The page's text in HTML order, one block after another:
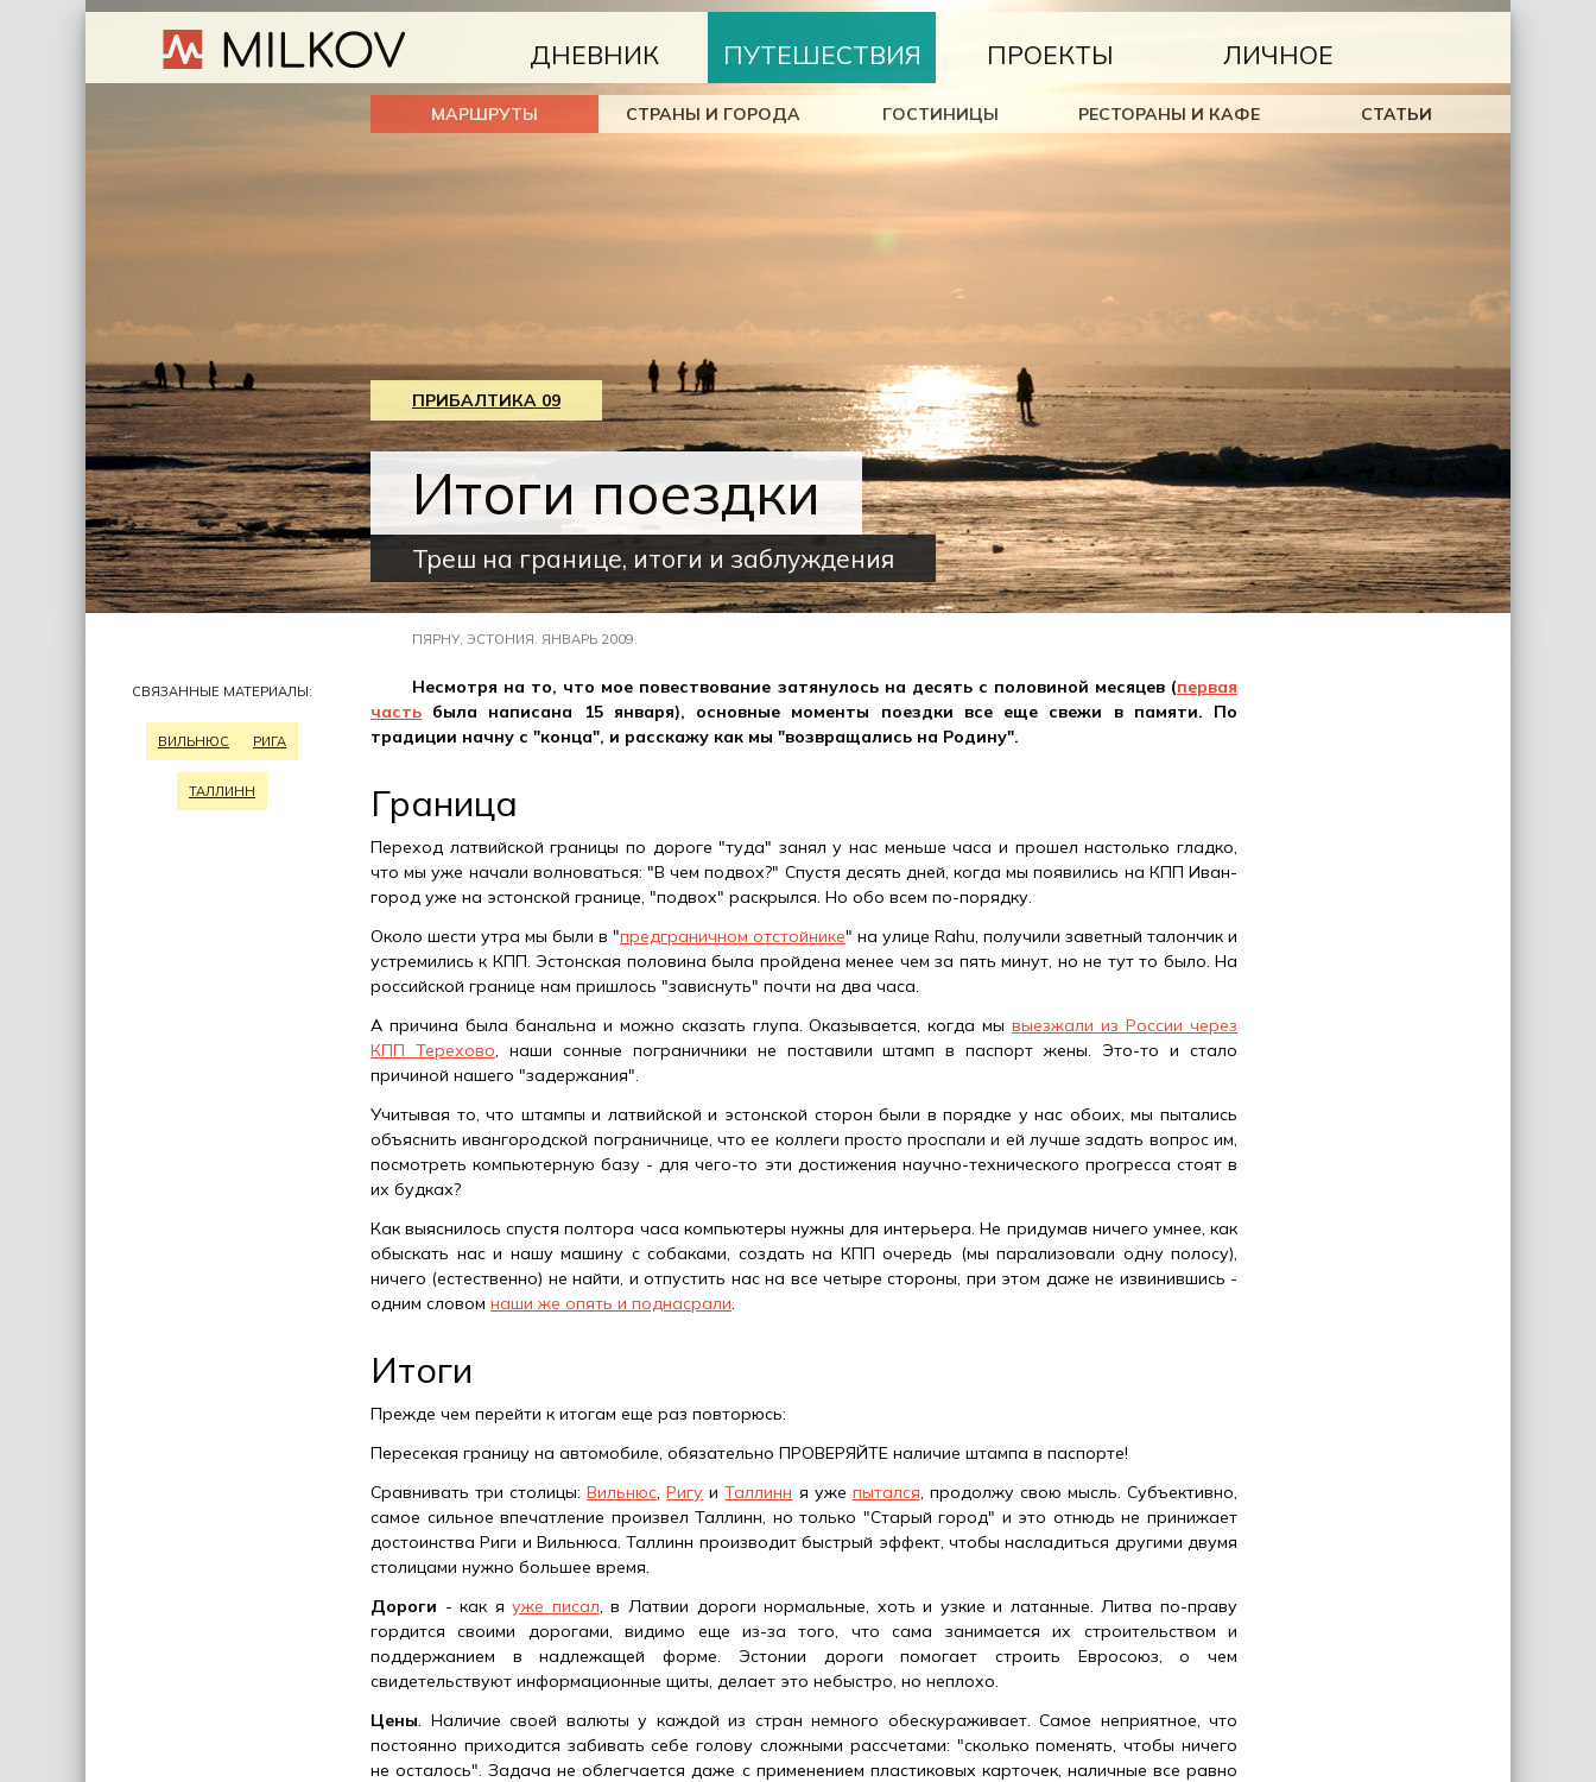
ДНЕВНИК ПУТЕШЕСТВИЯ
МАРШРУТЫ СТРАНЫ И ГОРОДА ГОСТИНИЦЫ РЕСТОРАНЫ И КАФЕ СТАТЬИ
ПРОЕКТЫ ЛИЧНОЕ
ПРИБАЛТИКА 09
Итоги поездки
Треш на границе, итоги и заблуждения
ПЯРНУ, ЭСТОНИЯ. ЯНВАРЬ 2009.
СВЯЗАННЫЕ МАТЕРИАЛЫ:
ВИЛЬНЮС РИГА
ТАЛЛИНН
Несмотря на то, что мое повествование затянулось на десять с половиной месяцев (первая
часть была написана 15 января), основные моменты поездки все еще свежи в памяти. По
традиции начну с "конца", и расскажу как мы "возвращались на Родину".
Граница
Переход латвийской границы по дороге "туда" занял у нас меньше часа и прошел настолько гладко,
что мы уже начали волноваться: "В чем подвох?" Спустя десять дней, когда мы появились на КПП Иван-
город уже на эстонской границе, "подвох" раскрылся. Но обо всем по-порядку.
Около шести утра мы были в "предграничном отстойнике" на улице Rahu, получили заветный талончик и
устремились к КПП. Эстонская половина была пройдена менее чем за пять минут, но не тут то было. На
российской границе нам пришлось "зависнуть" почти на два часа.
А причина была банальна и можно сказать глупа. Оказывается, когда мывыезжали из России через
КПП Терехово, наши сонные пограничники не поставили штамп в паспорт жены. Это-то и стало
причиной нашего "задержания".
Учитывая то, что штампы и латвийской и эстонской сторон были в порядке у нас обоих, мы пытались
объяснить ивангородской пограничнице, что ее коллеги просто проспали и ей лучше задать вопрос им,
посмотреть компьютерную базу - для чего-то эти достижения научно-технического прогресса стоят в
их будках?
Как выяснилось спустя полтора часа компьютеры нужны для интерьера. Не придумав ничего умнее, как
обыскать нас и нашу машину с собаками, создать на КПП очередь (мы парализовали одну полосу),
ничего (естественно) не найти, и отпустить нас на все четыре стороны, при этом даже не извинившись -
одним словом наши же опять и поднасрали.
Итоги
Прежде чем перейти к итогам еще раз повторюсь:
Пересекая границу на автомобиле, обязательно ПРОВЕРЯЙТЕ наличие штампа в паспорте!
Сравнивать три столицы:Вильнюс,Ригу иТаллинн я уже пытался, продолжу свою мысль. Субъективно,
самое сильное впечатление произвел Таллинн, но только "Старый город" и это отнюдь не принижает
достоинства Риги и Вильнюса. Таллинн производит быстрый эффект, чтобы насладиться другими двумя
столицами нужно большее время.
Дороги - как яуже писал, в Латвии дороги нормальные, хоть и узкие и латанные. Литва по-праву
гордится своими дорогами, видимо еще из-за того, что сама занимается их строительством и
поддержанием в надлежащей форме. Эстонии дороги помогает строить Евросоюз, о чем
свидетельствуют информационные щиты, делает это небыстро, но неплохо.
Цены. Наличие своей валюты у каждой из стран немного обескураживает. Самое неприятное, что
постоянно приходится забивать себе голову сложными рассчетами: "сколько поменять, чтобы ничего
не осталось". Задача не облегчается даже с применением пластиковых карточек, наличные все равно